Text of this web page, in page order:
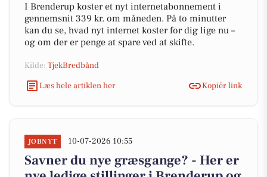
I Brenderup koster et nyt internetabonnement i
gennemsnit 339 kr. om måneden. På to minutter
kan du se, hvad nyt internet koster for dig lige nu –
og om der er penge at spare ved at skifte.
Kilde: TjekBredbånd
Læs hele artiklen her
Kopiér link
JOBNYT 10-07-2026 10:55
Savner du nye græsgange? - Her er